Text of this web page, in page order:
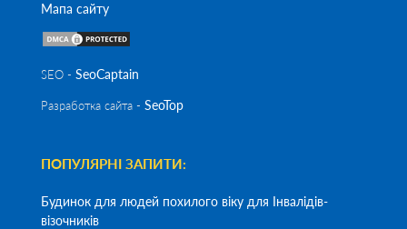
Мапа сайту
SEO - SeoСaptain
Разработка сайта - SeoTop
ПОПУЛЯРНІ ЗАПИТИ:
Будинок для людей похилого віку для Інвалідів-
візочників